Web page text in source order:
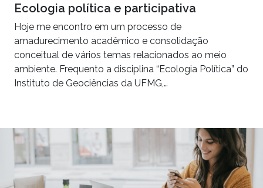
Ecologia política e participativa
Hoje me encontro em um processo de
amadurecimento acadêmico e consolidação
conceitual de vários temas relacionados ao meio
ambiente. Frequento a disciplina “Ecologia Política” do
Instituto de Geociências da UFMG,…